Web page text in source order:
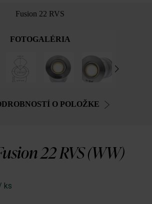
Fusion 22 RVS
FOTOGALÉRIA
O POLOŽKE
22 RVS (WW)
ks